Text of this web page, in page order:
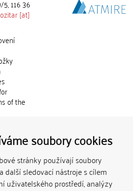
soubory cookies
stránky používají soubory
další sledovací nástroje s cílem
uživatelského prostředí, analýzy
116 36
[at]
of the
k
vydávány
jinou
autora.
shall not